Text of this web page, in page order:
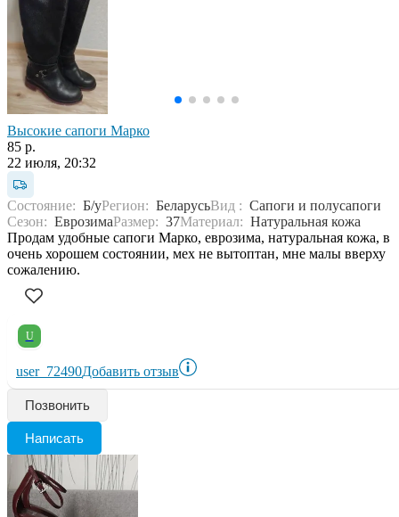
Высокие сапоги Марко
85 р.
22 июля, 20:32
Состояние: Б/уРегион: БеларусьВид : Сапоги и полусапоги
Сезон: ЕврозимаРазмер: 37Материал: Натуральная кожа
Продам удобные сапоги Марко, еврозима, натуральная кожа, в
очень хорошем состоянии, мех не вытоптан, мне малы вверху
сожалению.
U
user_72490Добавить отзыв
Позвонить
Написать